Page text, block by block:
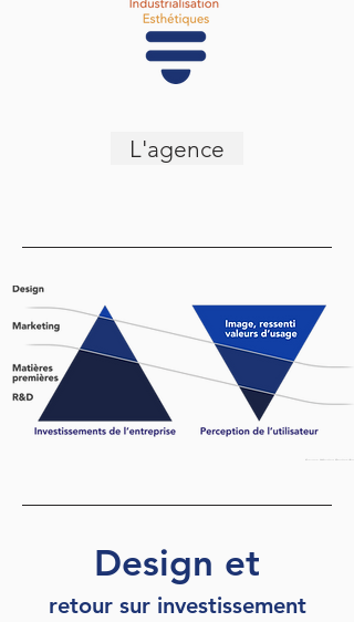
L'agence
Design et
retoursur investissement